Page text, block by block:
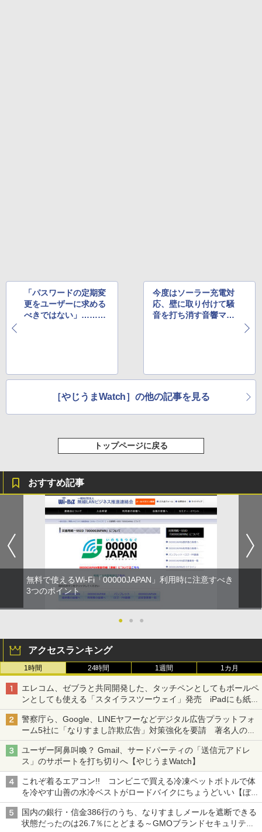
「パスワードの定期変
更をユーザーに求める
べきではない」……NI
今度はソーラー充電対
応、壁に取り付けて騒
音を打ち消す音響マシ
［やじうまWatch］の他の記事を見る
トップページに戻る
おすすめ記事
無料で使えるWi-Fi「00000JAPAN」利用時に注意すべき
3つのポイント
● ● ●
アクセスランキング
1時間 24時間 1週間 1カ月
エレコム、ゼブラと共同開発した、タッチペンとしてもボールペ
ンとしても使える「スタイラスツーウェイ」発売 iPadにも紙に
も、持ち替えずに書き込める
警察庁ら、Google、LINEヤフーなどデジタル広告プラットフォ
ーム5社に「なりすまし詐欺広告」対策強化を要請 著名人の写
真や映像を使った投資詐欺などへの対策として
ユーザー阿鼻叫喚？ Gmail、サードパーティの「送信元アドレ
ス」のサポートを打ち切りへ【やじうまWatch】
これぞ着るエアコン!! コンビニで買える冷凍ペットボトルで体
を冷やす山善の水冷ベストがロードバイクにちょうどいい【ぼっ
ち・ざ・ろーど！その14】【空いた時間でなにしてる？】
国内の銀行・信金386行のうち、なりすましメールを遮断できる
状態だったのは26.7％にとどまる～GMOブランドセキュリティ